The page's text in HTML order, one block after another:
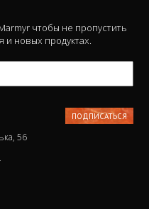
чтобы не пропустить
и новых продуктах.
56